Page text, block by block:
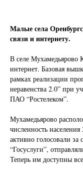
Малые села
связи и интернету.
В селе Мухамедьярово
интернет. Базовая
рамках реализации
неравенства 2.0” при
ПАО “Ростелеком”.
Мухамедьярово
численность
активно голосовали
“Госуслуги”,
Теперь им доступны